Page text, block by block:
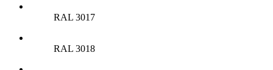
RAL 3017
RAL 3018